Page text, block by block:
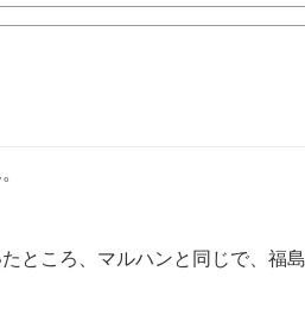
ところ、マルハンと同じで、福